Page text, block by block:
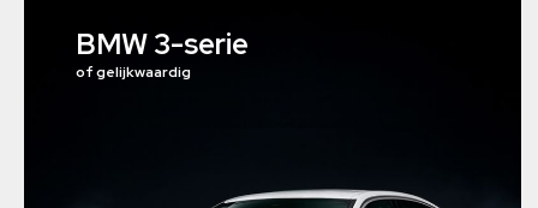
BMW 3-serie
of gelijkwaardig